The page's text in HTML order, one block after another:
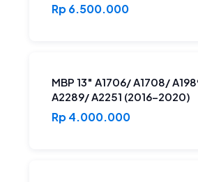
Rp 6.500.000
MBP 13″ A1706/ A1708/
A2289/ A2251 (2016-2020)
Rp 4.000.000